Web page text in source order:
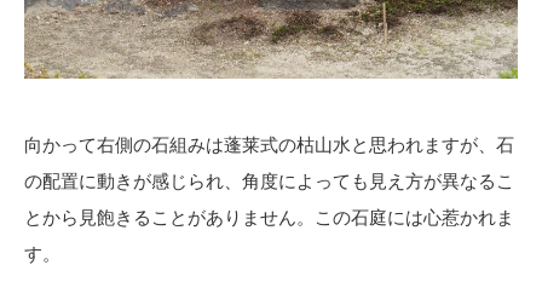
向かって右側の石組みは蓬莱式の枯山水と思われますが、石
の配置に動きが感じられ、角度によっても見え方が異なるこ
とから見飽きることがありません。この石庭には心惹かれま
す。